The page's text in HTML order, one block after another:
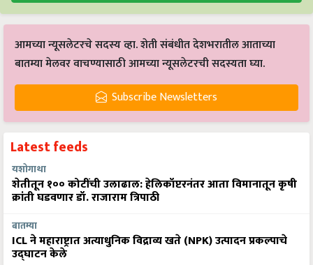
आमच्या न्यूसलेटरचे सदस्य व्हा. शेती संबंधीत देशभरातील आताच्या
बातम्या मेलवर वाचण्यासाठी आमच्या न्यूसलेटरची सदस्यता घ्या.
Subscribe Newsletters
Latest feeds
यशोगाथा
शेतीतून १०० कोटींची उलाढाल: हेलिकॉप्टरनंतर आता विमानातून कृषी
क्रांती घडवणार डॉ. राजाराम त्रिपाठी
बातम्या
ICL ने महाराष्ट्रात अत्याधुनिक विद्राव्य खते (NPK) उत्पादन प्रकल्पाचे
उद्घाटन केले